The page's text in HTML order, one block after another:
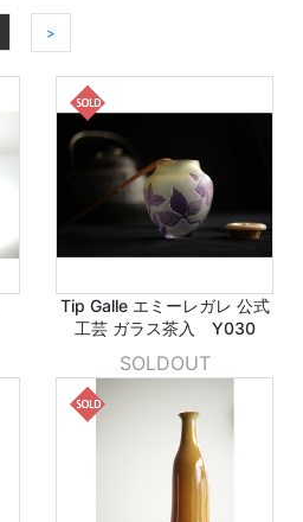
>
Tip Galle エミーレガレ 公式
工芸 ガラス茶入 Y030
SOLDOUT